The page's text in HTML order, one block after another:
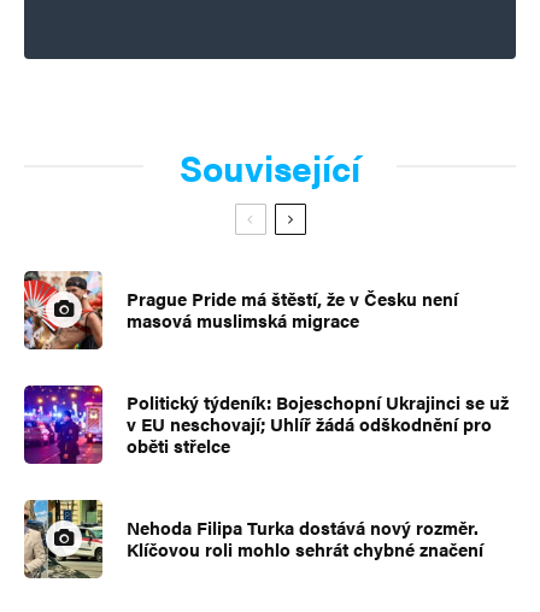
Související
Prague Pride má štěstí, že v Česku není
masová muslimská migrace
Politický týdeník: Bojeschopní Ukrajinci se už
v EU neschovají; Uhlíř žádá odškodnění pro
oběti střelce
Nehoda Filipa Turka dostává nový rozměr.
Klíčovou roli mohlo sehrát chybné značení